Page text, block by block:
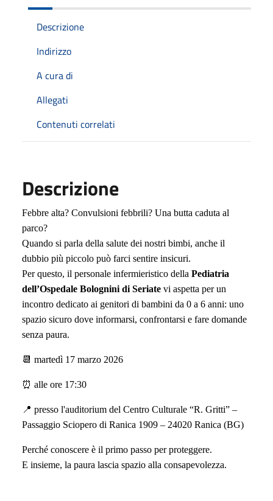
Descrizione
Indirizzo
A cura di
Allegati
Contenuti correlati
Descrizione
Febbre alta? Convulsioni febbrili? Una butta caduta al
parco?
Quando si parla della salute dei nostri bimbi, anche il
dubbio più piccolo può farci sentire insicuri.
Per questo, il personale infermieristico della Pediatria
dell’Ospedale Bolognini di Seriate vi aspetta per un
incontro dedicato ai genitori di bambini da 0 a 6 anni: uno
spazio sicuro dove informarsi, confrontarsi e fare domande
senza paura.
📆 martedì 17 marzo 2026
⏰ alle ore 17:30
📍 presso l'auditorium del Centro Culturale “R. Gritti” –
Passaggio Sciopero di Ranica 1909 – 24020 Ranica (BG)
Perché conoscere è il primo passo per proteggere.
E insieme, la paura lascia spazio alla consapevolezza.